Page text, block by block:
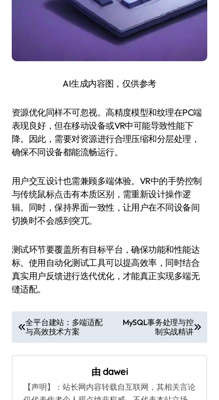
AI生成内容图，仅供参考
资源优化同样不可忽视。高精度模型和纹理在PC端
表现良好，但在移动设备或VR中可能导致性能下
降。因此，需要对资源进行合理压缩和分层处理，
确保不同设备都能流畅运行。
用户交互设计也需兼顾多端体验。VR中的手势控制
与传统鼠标点击有本质区别，需重新设计操作逻
辑。同时，保持界面一致性，让用户在不同设备间
切换时不会感到突兀。
测试环节要覆盖所有目标平台，确保功能和性能达
标。使用自动化测试工具可以提高效率，同时结合
真实用户反馈进行迭代优化，才能真正实现多端无
缝适配。
章
导
全平台建站：多端适配
与高效技术方案
MySQL事务处理与控
制实战精讲
由 dawei
【声明】：站长网内容转载自互联网，其相关言论